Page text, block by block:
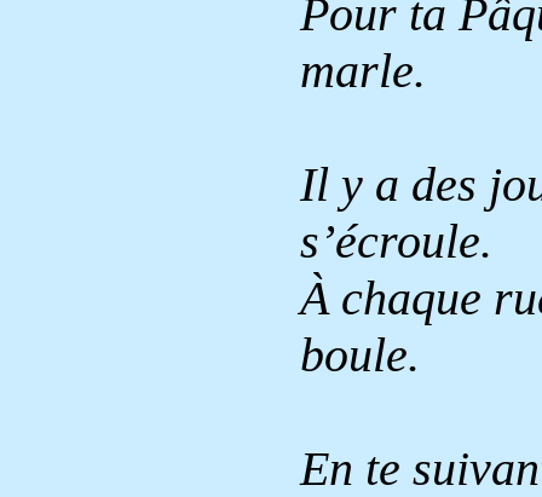
Pour ta
marle.
Il y a des
s’écroule.
À chaque
boule.
En te